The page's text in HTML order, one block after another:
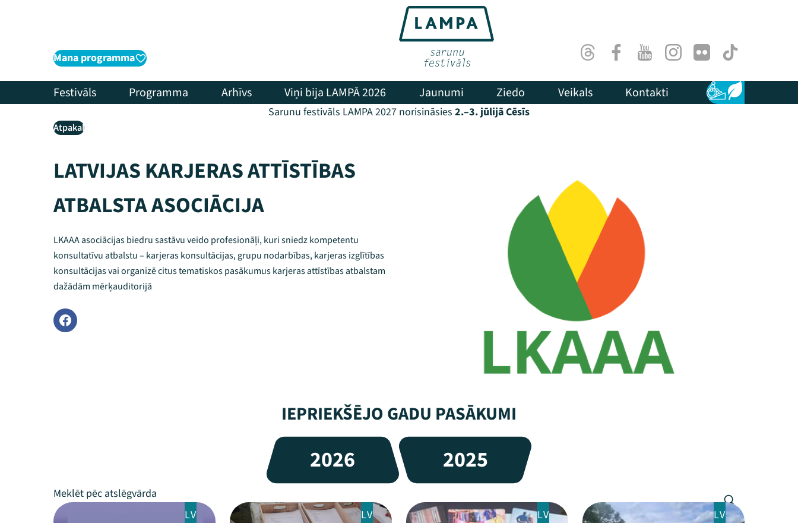
Mana programma ThreadsFacebookYoutubeInstagram
Flick TikTok
Festivāls Programma Arhīvs Viņi bija LAMPĀ 2026 Jaunumi Ziedo Veikals Kontakti Pieejamība
Ilgtspēja
Sarunu festivāls LAMPA 2027 norisināsies 2.–3. jūlijā Cēsīs
Atpakaļ
LATVIJAS KARJERAS ATTĪSTĪBAS
ATBALSTA ASOCIĀCIJA
LKAAA asociācijas biedru sastāvu veido profesionāļi, kuri sniedz kompetentu
konsultatīvu atbalstu – karjeras konsultācijas, grupu nodarbības, karjeras izglītības
konsultācijas vai organizē citus tematiskos pasākumus karjeras attīstības atbalstam
dažādām mērķauditorijā
IEPRIEKŠĒJO GADU PASĀKUMI
2026 2025
LV LV LV LV